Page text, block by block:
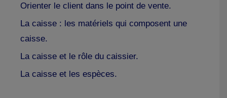
Orienter le client dans le point de vente.
La caisse : les matériels qui composent une
caisse.
La caisse et le rôle du caissier.
La caisse et les espèces.